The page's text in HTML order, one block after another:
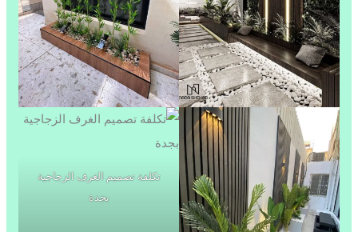
تكلفة تصميم الغرف الزجاجية
بجدة